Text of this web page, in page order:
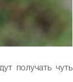
получать чуть